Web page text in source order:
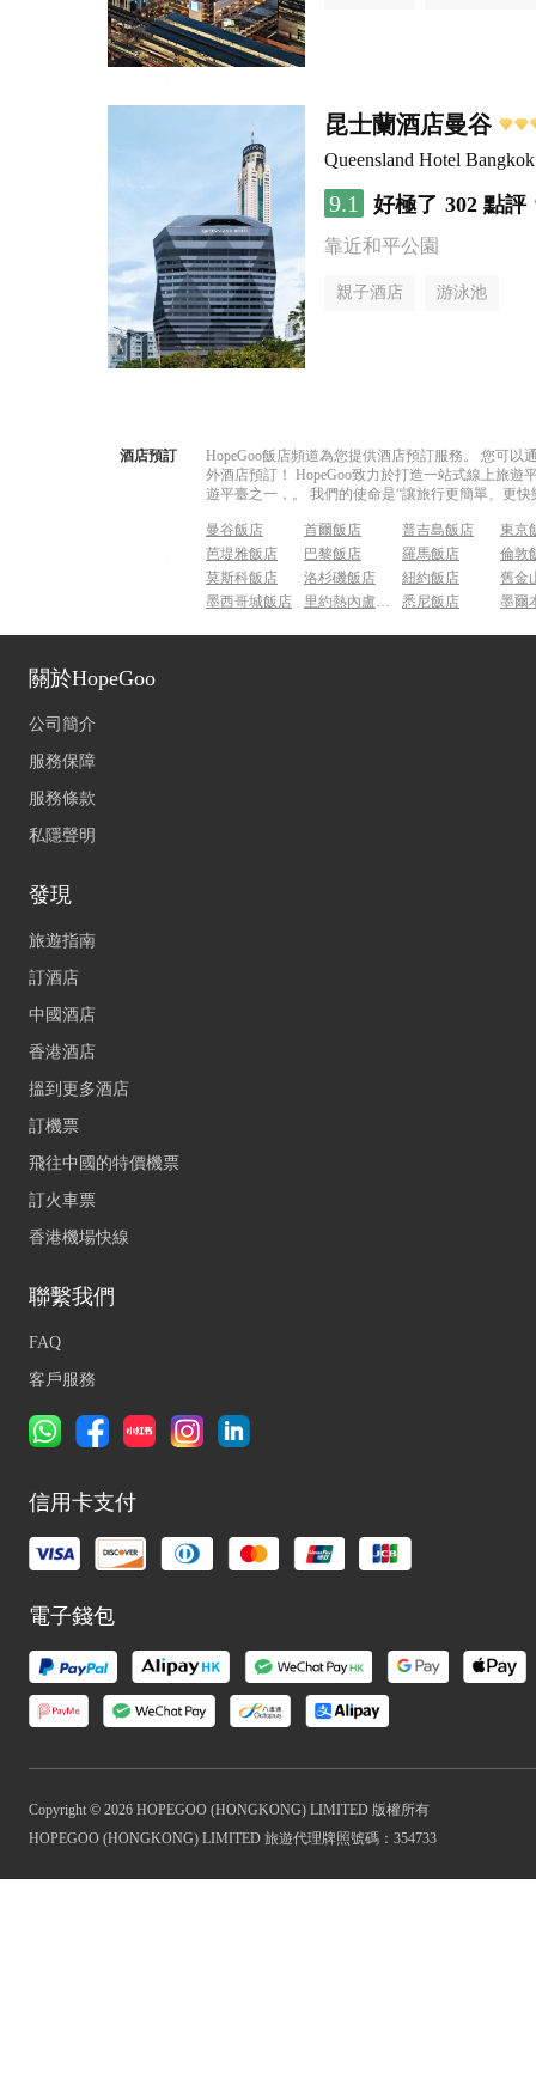
昆士蘭酒店曼谷
Queensland Hotel Bangkok
9.1 好極了 302 點評
靠近和平公園
親子酒店 游泳池
酒店預訂
HopeGoo飯店頻道為您提供酒店預訂服務。 您可
外酒店預訂！ HopeGoo致力於打造一站式線上旅
遊平臺之一，。 我們的使命是“讓旅行更簡單、更
曼谷飯店 首爾飯店 普吉島飯店
東京
芭堤雅飯店
巴黎飯店 羅馬飯店
倫敦
莫斯科飯店
洛杉磯飯店 紐約飯店
舊金
墨西哥城飯店
里約熱內盧飯店 悉尼飯店 墨爾
關於HopeGoo
公司簡介
服務保障
服務條款
私隱聲明
發現
旅遊指南
訂酒店
中國酒店
香港酒店
搵到更多酒店
訂機票
飛往中國的特價機票
訂火車票
香港機場快線
聯繫我們
FAQ
客戶服務
信用卡支付
電子錢包
Copyright © 2026 HOPEGOO (HONGKONG) LIMITED 版權所有
HOPEGOO (HONGKONG) LIMITED 旅遊代理牌照號碼：354733